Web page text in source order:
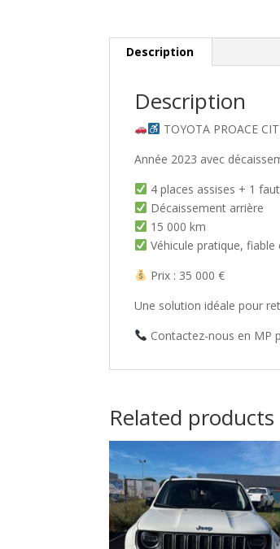
Description
Description
TOYOTA PROACE
Année 2023 avec
4 places assises + 1
Décaissement arrière
15 000 km
Véhicule pratique,
Prix : 35 000 €
Une solution idéale pour
Contactez-nous en MP
Related products